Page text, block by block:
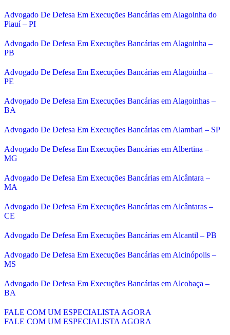
Advogado De Defesa Em Execuções Bancárias em Alagoinha do
Piauí – PI
Advogado De Defesa Em Execuções Bancárias em Alagoinha –
PB
Advogado De Defesa Em Execuções Bancárias em Alagoinha –
PE
Advogado De Defesa Em Execuções Bancárias em Alagoinhas –
BA
Advogado De Defesa Em Execuções Bancárias em Alambari – SP
Advogado De Defesa Em Execuções Bancárias em Albertina –
MG
Advogado De Defesa Em Execuções Bancárias em Alcântara –
MA
Advogado De Defesa Em Execuções Bancárias em Alcântaras –
CE
Advogado De Defesa Em Execuções Bancárias em Alcantil – PB
Advogado De Defesa Em Execuções Bancárias em Alcinópolis –
MS
Advogado De Defesa Em Execuções Bancárias em Alcobaça –
BA
FALE COM UM ESPECIALISTA AGORA
FALE COM UM ESPECIALISTA AGORA